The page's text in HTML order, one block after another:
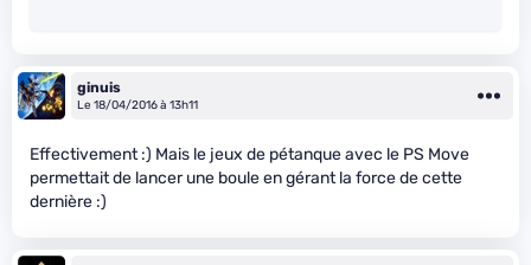
ginuis
Le 18/04/2016 à 13h11
Effectivement :) Mais le jeux de pétanque avec le PS Move
permettait de lancer une boule en gérant la force de cette
dernière :)